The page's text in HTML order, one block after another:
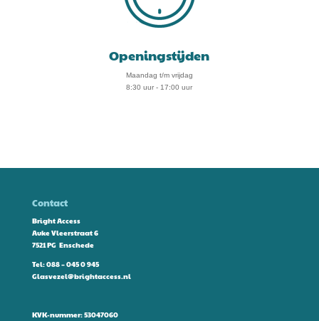
Openingstijden
Maandag t/m vrijdag
8:30 uur - 17:00 uur
Contact
Bright Access
Auke Vleerstraat 6
7521 PG Enschede
Tel:088 – 045 0 945
Glasvezel@brightaccess.nl
KVK-nummer: 53047060